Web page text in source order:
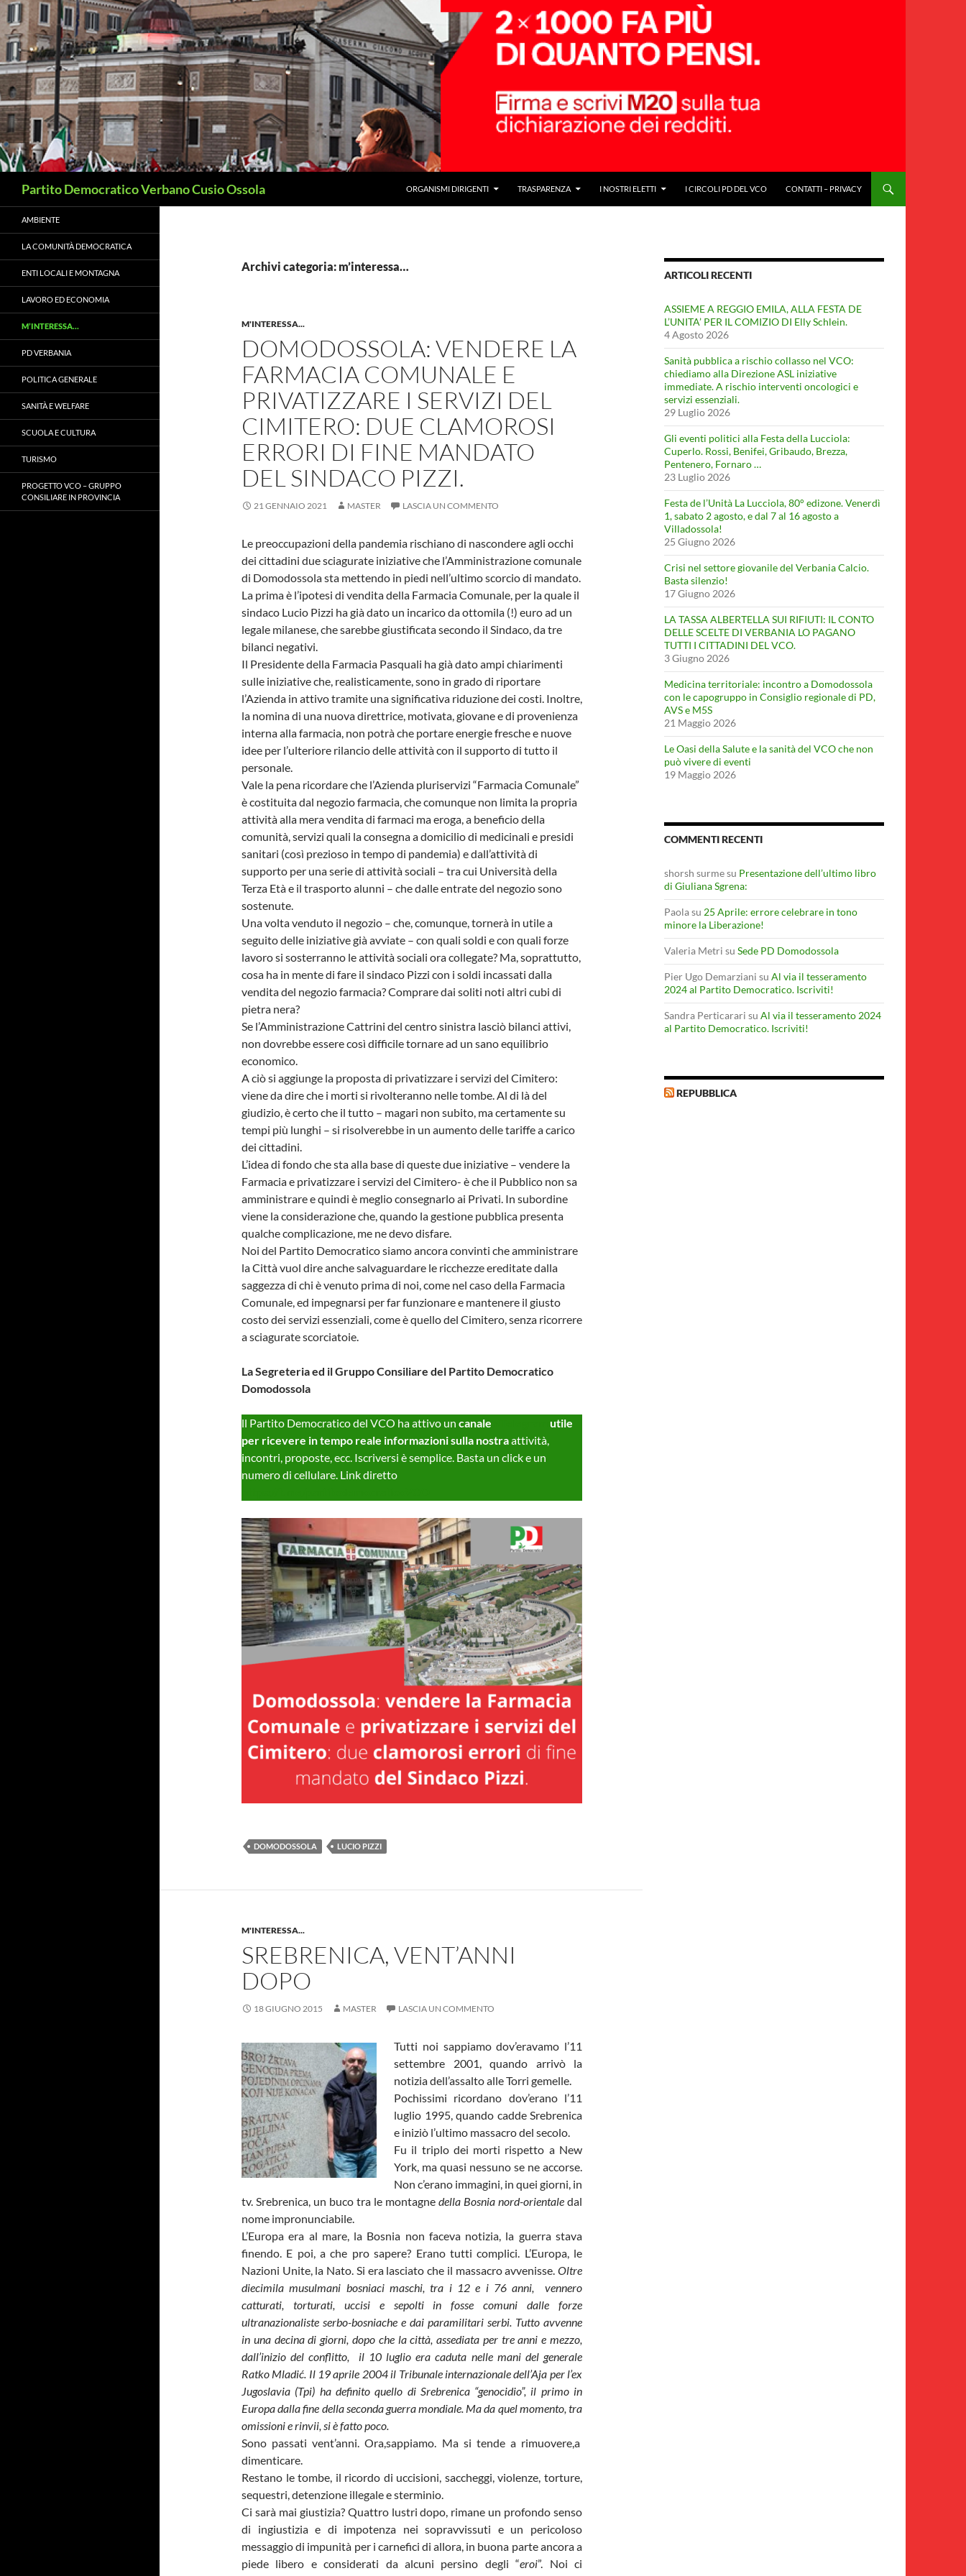
Vai
al
contenuto
Partito Democratico Verbano Cusio Ossola ORGANISMI DIRIGENTI TRASPARENZA I NOSTRI ELETTI I CIRCOLI PD DEL VCO CONTATTI – PRIVACY
Archivi categoria: m’interessa…
M'INTERESSA...
DOMODOSSOLA: VENDERE LA
FARMACIA COMUNALE E
PRIVATIZZARE I SERVIZI DEL
CIMITERO: DUE CLAMOROSI
ERRORI DI FINE MANDATO
DEL SINDACO PIZZI.
21 GENNAIO 2021 MASTER LASCIA UN COMMENTO
Le preoccupazioni della pandemia rischiano di nascondere agli occhi
dei cittadini due sciagurate iniziative che l’Amministrazione comunale
di Domodossola sta mettendo in piedi nell’ultimo scorcio di mandato.
La prima è l’ipotesi di vendita della Farmacia Comunale, per la quale il
sindaco Lucio Pizzi ha già dato un incarico da ottomila (!) euro ad un
legale milanese, che sarebbe giustificata secondo il Sindaco, da tre
bilanci negativi.
Il Presidente della Farmacia Pasquali ha già dato ampi chiarimenti
sulle iniziative che, realisticamente, sono in grado di riportare
l’Azienda in attivo tramite una significativa riduzione dei costi. Inoltre,
la nomina di una nuova direttrice, motivata, giovane e di provenienza
interna alla farmacia, non potrà che portare energie fresche e nuove
idee per l’ulteriore rilancio delle attività con il supporto di tutto il
personale.
Vale la pena ricordare che l’Azienda pluriservizi “Farmacia Comunale”
è costituita dal negozio farmacia, che comunque non limita la propria
attività alla mera vendita di farmaci ma eroga, a beneficio della
comunità, servizi quali la consegna a domicilio di medicinali e presidi
sanitari (così prezioso in tempo di pandemia) e dall’attività di
supporto per una serie di attività sociali – tra cui Università della
Terza Età e il trasporto alunni – che dalle entrate del negozio sono
sostenute.
Una volta venduto il negozio – che, comunque, tornerà in utile a
seguito delle iniziative già avviate – con quali soldi e con quali forze
lavoro si sosterranno le attività sociali ora collegate? Ma, soprattutto,
cosa ha in mente di fare il sindaco Pizzi con i soldi incassati dalla
vendita del negozio farmacia? Comprare dai soliti noti altri cubi di
pietra nera?
Se l’Amministrazione Cattrini del centro sinistra lasciò bilanci attivi,
non dovrebbe essere così difficile tornare ad un sano equilibrio
economico.
A ciò si aggiunge la proposta di privatizzare i servizi del Cimitero:
viene da dire che i morti si rivolteranno nelle tombe. Al di là del
giudizio, è certo che il tutto – magari non subito, ma certamente su
tempi più lunghi – si risolverebbe in un aumento delle tariffe a carico
dei cittadini.
L’idea di fondo che sta alla base di queste due iniziative – vendere la
Farmacia e privatizzare i servizi del Cimitero- è che il Pubblico non sa
amministrare e quindi è meglio consegnarlo ai Privati. In subordine
viene la considerazione che, quando la gestione pubblica presenta
qualche complicazione, me ne devo disfare.
Noi del Partito Democratico siamo ancora convinti che amministrare
la Città vuol dire anche salvaguardare le ricchezze ereditate dalla
saggezza di chi è venuto prima di noi, come nel caso della Farmacia
Comunale, ed impegnarsi per far funzionare e mantenere il giusto
costo dei servizi essenziali, come è quello del Cimitero, senza ricorrere
a sciagurate scorciatoie.
La Segreteria ed il Gruppo Consiliare del Partito Democratico
Domodossola
ll Partito Democratico del VCO ha attivo un canale
utile
per ricevere in tempo reale informazioni sulla nostraattività,
incontri, proposte, ecc. Iscriversi è semplice. Basta un click e un
numero di cellulare. Link diretto
DOMODOSSOLA LUCIO PIZZI
M'INTERESSA...
SREBRENICA, VENT’ANNI
DOPO
18 GIUGNO 2015 MASTER LASCIA UN COMMENTO
Tutti noi sappiamo dov’eravamo l’11
settembre 2001, quando arrivò la
notizia dell’assalto alle Torri gemelle.
Pochissimi ricordano dov’erano l’11
luglio 1995, quando cadde Srebrenica
e iniziò l’ultimo massacro del secolo.
Fu il triplo dei morti rispetto a New
York, ma quasi nessuno se ne accorse.
Non c’erano immagini, in quei giorni, in
tv. Srebrenica, un buco tra le montagne della Bosnia nord-orientale dal
nome impronunciabile.
L’Europa era al mare, la Bosnia non faceva notizia, la guerra stava
finendo. E poi, a che pro sapere? Erano tutti complici. L’Europa, le
Nazioni Unite, la Nato. Si era lasciato che il massacro avvenisse. Oltre
diecimila musulmani bosniaci maschi, tra i 12 e i 76 anni, vennero
catturati, torturati, uccisi e sepolti in fosse comuni dalle forze
ultranazionaliste serbo-bosniache e dai paramilitari serbi. Tutto avvenne
in una decina di giorni, dopo che la città, assediata per tre anni e mezzo,
dall’inizio del conflitto, il 10 luglio era caduta nelle mani del generale
Ratko Mladić. Il 19 aprile 2004 il Tribunale internazionale dell’Aja per l’ex
Jugoslavia (Tpi) ha definito quello di Srebrenica “genocidio”, il primo in
Europa dalla fine della seconda guerra mondiale. Ma da quel momento, tra
omissioni e rinvii, si è fattopoco.
Sono passati vent’anni. Ora,sappiamo. Ma si tende a rimuovere,a
dimenticare.
Restano le tombe, il ricordo di uccisioni, saccheggi, violenze, torture,
sequestri, detenzione illegale e sterminio.
Ci sarà mai giustizia? Quattro lustri dopo, rimane un profondo senso
di ingiustizia e di impotenza nei sopravvissuti e un pericoloso
messaggio di impunità per i carnefici di allora, in buona parte ancora a
piede libero e considerati da alcuni persino degli “eroi”. Noi ci
ARTICOLI RECENTI
ASSIEME A REGGIO EMILA, ALLA FESTA DE
L’UNITA’ PER IL COMIZIO DI Elly Schlein.
4 Agosto 2026
Sanità pubblica a rischio collasso nel VCO:
chiediamo alla Direzione ASL iniziative
immediate. A rischio interventi oncologici e
servizi essenziali.
29 Luglio 2026
Gli eventi politici alla Festa della Lucciola:
Cuperlo. Rossi, Benifei, Gribaudo, Brezza,
Pentenero, Fornaro …
23 Luglio 2026
Festa de l’Unità La Lucciola, 80° edizone. Venerdì
1, sabato 2 agosto, e dal 7 al 16 agosto a
Villadossola!
25 Giugno 2026
Crisi nel settore giovanile del Verbania Calcio.
Basta silenzio!
17 Giugno 2026
LA TASSA ALBERTELLA SUI RIFIUTI: IL CONTO
DELLE SCELTE DI VERBANIA LO PAGANO
TUTTI I CITTADINI DEL VCO.
3 Giugno 2026
Medicina territoriale: incontro a Domodossola
con le capogruppo in Consiglio regionale di PD,
AVS e M5S
21 Maggio 2026
Le Oasi della Salute e la sanità del VCO che non
può vivere di eventi
19 Maggio 2026
COMMENTI RECENTI
shorsh surmesu Presentazione dell’ultimo libro
di Giuliana Sgrena:
Paolasu 25 Aprile: errore celebrare in tono
minore la Liberazione!
Valeria Metri su Sede PD Domodossola
Pier Ugo Demarziani su Al via il tesseramento
2024 al Partito Democratico. Iscriviti!
Sandra Perticarari su Al via il tesseramento 2024
al Partito Democratico. Iscriviti!
REPUBBLICA
AMBIENTE
LA COMUNITÀ DEMOCRATICA
ENTI LOCALI E MONTAGNA
LAVORO ED ECONOMIA
M’INTERESSA…
PD VERBANIA
POLITICA GENERALE
SANITÀ E WELFARE
SCUOLA E CULTURA
TURISMO
PROGETTO VCO – GRUPPO
CONSILIARE IN PROVINCIA